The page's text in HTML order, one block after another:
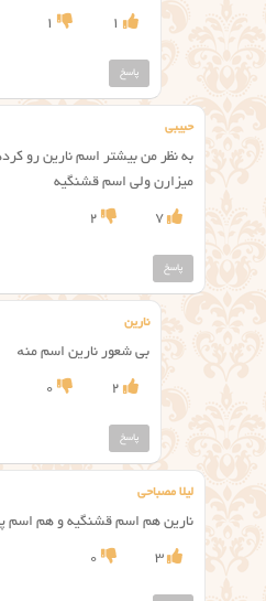
1
1
پاسخ
حبیبی
به نظر من بیشتر اسم نارین رو
میزارن ولی اسم قشنگیه
7
2
پاسخ
نارین
بی شعور نارین اسم منە
2
0
پاسخ
لیلا مصباحی
نارین هم اسم قشنگیه و هم اسم پر
3
0